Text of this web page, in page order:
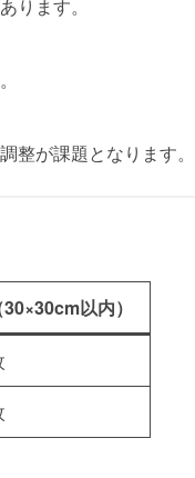
ります。
整が課題となります。
以内）